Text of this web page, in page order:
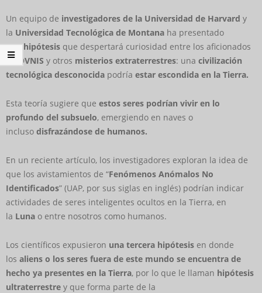
Un equipo de investigadores de la Universidad de Harvard y
la Universidad Tecnológica de Montana ha presentado
unahipótesis que despertará curiosidad entre los aficionados
de
OVNIS y otros misterios extraterrestres: una civilización
tecnológica desconocida podría estar escondida en la Tierra.
Esta teoría sugiere que estos seres podrían vivir en lo
profundo del subsuelo, emergiendo en naves o
incluso disfrazándose de humanos.
En un reciente artículo, los investigadores exploran la idea de
que los avistamientos de “Fenómenos Anómalos No
Identificados” (UAP, por sus siglas en inglés) podrían indicar
actividades de seres inteligentes ocultos en la Tierra, en
la Luna o entre nosotros como humanos.
Los científicos expusieron una tercera hipótesis en donde
los aliens o los seres fuera de este mundo se encuentra de
hecho ya presentes en la Tierra, por lo que le llaman hipótesis
ultraterrestre y que forma parte de la